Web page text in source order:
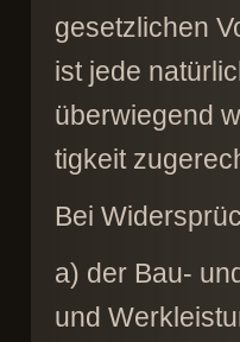
gesetzlichen
ist jede
überwiegend
tigkeit
Bei
a) der Bau-
und